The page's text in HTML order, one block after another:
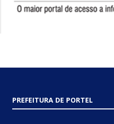
PREFEITURA DE PORTEL